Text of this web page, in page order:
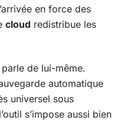
en force des
cloud redistribue les
parle de lui-même.
automatique
universel sous
s’impose aussi bien